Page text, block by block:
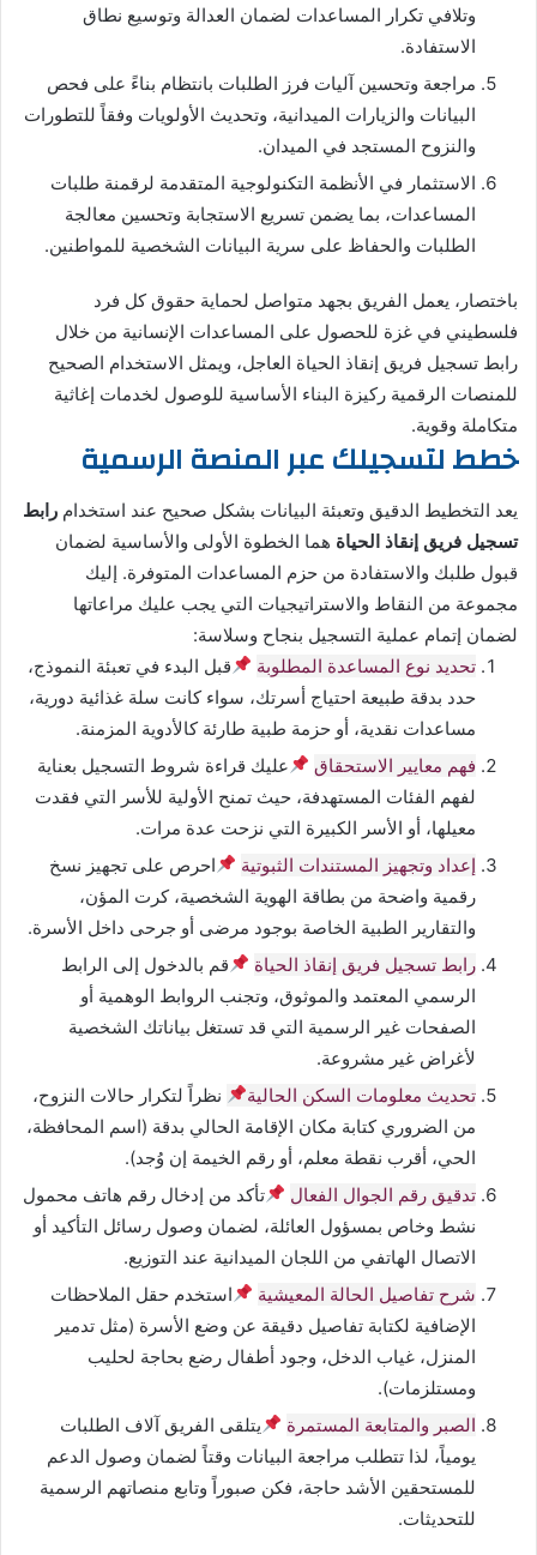
وتلافي تكرار المساعدات لضمان العدالة وتوسيع نطاق
الاستفادة.
مراجعة وتحسين آليات فرز الطلبات بانتظام بناءً على فحص
البيانات والزيارات الميدانية، وتحديث الأولويات وفقاً للتطورات
والنزوح المستجد في الميدان.
الاستثمار في الأنظمة التكنولوجية المتقدمة لرقمنة طلبات
المساعدات، بما يضمن تسريع الاستجابة وتحسين معالجة
الطلبات والحفاظ على سرية البيانات الشخصية للمواطنين.
باختصار، يعمل الفريق بجهد متواصل لحماية حقوق كل فرد
فلسطيني في غزة للحصول على المساعدات الإنسانية من خلال
رابط تسجيل فريق إنقاذ الحياة العاجل، ويمثل الاستخدام الصحيح
للمنصات الرقمية ركيزة البناء الأساسية للوصول لخدمات إغاثية
متكاملة وقوية.
خطط لتسجيلك عبر المنصة الرسمية
يعد التخطيط الدقيق وتعبئة البيانات بشكل صحيح عند استخدام رابط
تسجيل فريق إنقاذ الحياة هما الخطوة الأولى والأساسية لضمان
قبول طلبك والاستفادة من حزم المساعدات المتوفرة. إليك
مجموعة من النقاط والاستراتيجيات التي يجب عليك مراعاتها
لضمان إتمام عملية التسجيل بنجاح وسلاسة:
تحديد نوع المساعدة المطلوبة
قبل البدء في تعبئة النموذج،
حدد بدقة طبيعة احتياج أسرتك، سواء كانت سلة غذائية دورية،
مساعدات نقدية، أو حزمة طبية طارئة كالأدوية المزمنة.
فهم معايير الاستحقاق
عليك قراءة شروط التسجيل بعناية
لفهم الفئات المستهدفة، حيث تمنح الأولية للأسر التي فقدت
معيلها، أو الأسر الكبيرة التي نزحت عدة مرات.
إعداد وتجهيز المستندات الثبوتية
احرص على تجهيز نسخ
رقمية واضحة من بطاقة الهوية الشخصية، كرت المؤن،
والتقارير الطبية الخاصة بوجود مرضى أو جرحى داخل الأسرة.
رابط تسجيل فريق إنقاذ الحياة
قم بالدخول إلى الرابط
الرسمي المعتمد والموثوق، وتجنب الروابط الوهمية أو
الصفحات غير الرسمية التي قد تستغل بياناتك الشخصية
لأغراض غير مشروعة.
تحديث معلومات السكن الحالية
نظراً لتكرار حالات النزوح،
من الضروري كتابة مكان الإقامة الحالي بدقة (اسم المحافظة،
الحي، أقرب نقطة معلم، أو رقم الخيمة إن وُجد).
تدقيق رقم الجوال الفعال
تأكد من إدخال رقم هاتف محمول
نشط وخاص بمسؤول العائلة، لضمان وصول رسائل التأكيد أو
الاتصال الهاتفي من اللجان الميدانية عند التوزيع.
شرح تفاصيل الحالة المعيشية
استخدم حقل الملاحظات
الإضافية لكتابة تفاصيل دقيقة عن وضع الأسرة (مثل تدمير
المنزل، غياب الدخل، وجود أطفال رضع بحاجة لحليب
ومستلزمات).
الصبر والمتابعة المستمرة
يتلقى الفريق آلاف الطلبات
يومياً، لذا تتطلب مراجعة البيانات وقتاً لضمان وصول الدعم
للمستحقين الأشد حاجة، فكن صبوراً وتابع منصاتهم الرسمية
للتحديثات.